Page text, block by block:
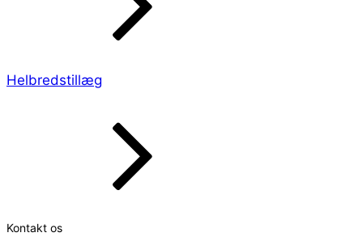
Helbredstillæg
Kontakt os